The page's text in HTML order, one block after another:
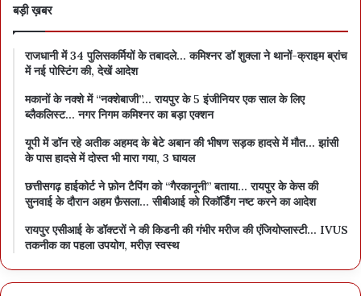
बड़ी ख़बर
राजधानी में 34 पुलिसकर्मियों के तबादले… कमिश्नर डॉ शुक्ला ने थानों-क्राइम ब्रांच
में नई पोस्टिंग की, देखें आदेश
मकानों के नक्शे में “नक्शेबाजी”… रायपुर के 5 इंजीनियर एक साल के लिए
ब्लैकलिस्ट… नगर निगम कमिश्नर का बड़ा एक्शन
यूपी में डॉन रहे अतीक अहमद के बेटे अबान की भीषण सड़क हादसे में मौत… झांसी
के पास हादसे में दोस्त भी मारा गया, 3 घायल
छत्तीसगढ़ हाईकोर्ट ने फ़ोन टैपिंग को “गैरकानूनी” बताया… रायपुर के केस की
सुनवाई के दौरान अहम फ़ैसला… सीबीआई को रिकॉर्डिंग नष्ट करने का आदेश
रायपुर एसीआई के डॉक्टरों ने की किडनी की गंभीर मरीज की एंजियोप्लास्टी… IVUS
तकनीक का पहला उपयोग, मरीज़ स्वस्थ